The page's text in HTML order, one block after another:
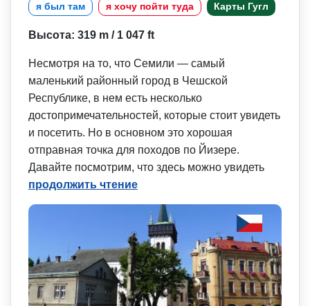
я был там я хочу пойти туда Карты Гугл
Высота: 319 m / 1 047 ft
Несмотря на то, что Семили — самый
маленький районный город в Чешской
Республике, в нем есть несколько
достопримечат­ельностей, которые стоит увидеть
и посетить. Но в основном это хорошая
отправная точка для походов по Йизере.
Давайте посмотрим, что здесь можно увидеть
продолжить чтение